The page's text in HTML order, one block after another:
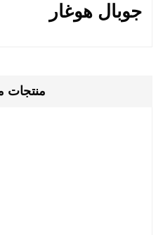
جوبال هوغار
منتجات